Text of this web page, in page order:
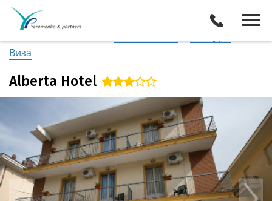
Италия
Виза
Alberta Hotel